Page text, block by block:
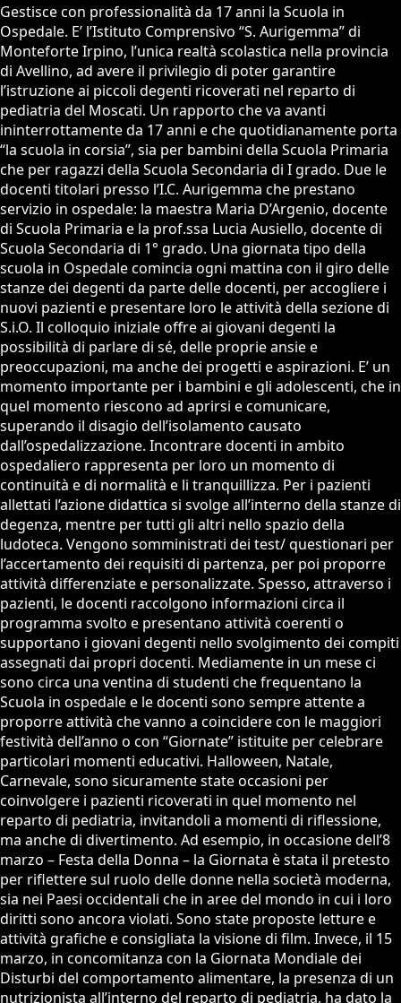
Gestisce con professionalità da 17 anni la Scuola in
Ospedale. E’ l’Istituto Comprensivo “S. Aurigemma” di
Monteforte Irpino, l’unica realtà scolastica nella provincia
di Avellino, ad avere il privilegio di poter garantire
l’istruzione ai piccoli degenti ricoverati nel reparto di
pediatria del Moscati. Un rapporto che va avanti
ininterrottamente da 17 anni e che quotidianamente porta
“la scuola in corsia”, sia per bambini della Scuola Primaria
che per ragazzi della Scuola Secondaria di I grado. Due le
docenti titolari presso l’I.C. Aurigemma che prestano
servizio in ospedale: la maestra Maria D’Argenio, docente
di Scuola Primaria e la prof.ssa Lucia Ausiello, docente di
Scuola Secondaria di 1° grado. Una giornata tipo della
scuola in Ospedale comincia ogni mattina con il giro delle
stanze dei degenti da parte delle docenti, per accogliere i
nuovi pazienti e presentare loro le attività della sezione di
S.i.O. Il colloquio iniziale offre ai giovani degenti la
possibilità di parlare di sé, delle proprie ansie e
preoccupazioni, ma anche dei progetti e aspirazioni. E’ un
momento importante per i bambini e gli adolescenti, che in
quel momento riescono ad aprirsi e comunicare,
superando il disagio dell’isolamento causato
dall’ospedalizzazione. Incontrare docenti in ambito
ospedaliero rappresenta per loro un momento di
continuità e di normalità e li tranquillizza. Per i pazienti
allettati l’azione didattica si svolge all’interno della stanze di
degenza, mentre per tutti gli altri nello spazio della
ludoteca. Vengono somministrati dei test/ questionari per
l’accertamento dei requisiti di partenza, per poi proporre
attività differenziate e personalizzate. Spesso, attraverso i
pazienti, le docenti raccolgono informazioni circa il
programma svolto e presentano attività coerenti o
supportano i giovani degenti nello svolgimento dei compiti
assegnati dai propri docenti. Mediamente in un mese ci
sono circa una ventina di studenti che frequentano la
Scuola in ospedale e le docenti sono sempre attente a
proporre attività che vanno a coincidere con le maggiori
festività dell’anno o con “Giornate” istituite per celebrare
particolari momenti educativi. Halloween, Natale,
Carnevale, sono sicuramente state occasioni per
coinvolgere i pazienti ricoverati in quel momento nel
reparto di pediatria, invitandoli a momenti di riflessione,
ma anche di divertimento. Ad esempio, in occasione dell’8
marzo – Festa della Donna – la Giornata è stata il pretesto
per riflettere sul ruolo delle donne nella società moderna,
sia nei Paesi occidentali che in aree del mondo in cui i loro
diritti sono ancora violati. Sono state proposte letture e
attività grafiche e consigliata la visione di film. Invece, il 15
marzo, in concomitanza con la Giornata Mondiale dei
Disturbi del comportamento alimentare, la presenza di un
nutrizionista all’interno del reparto di pediatria, ha dato la